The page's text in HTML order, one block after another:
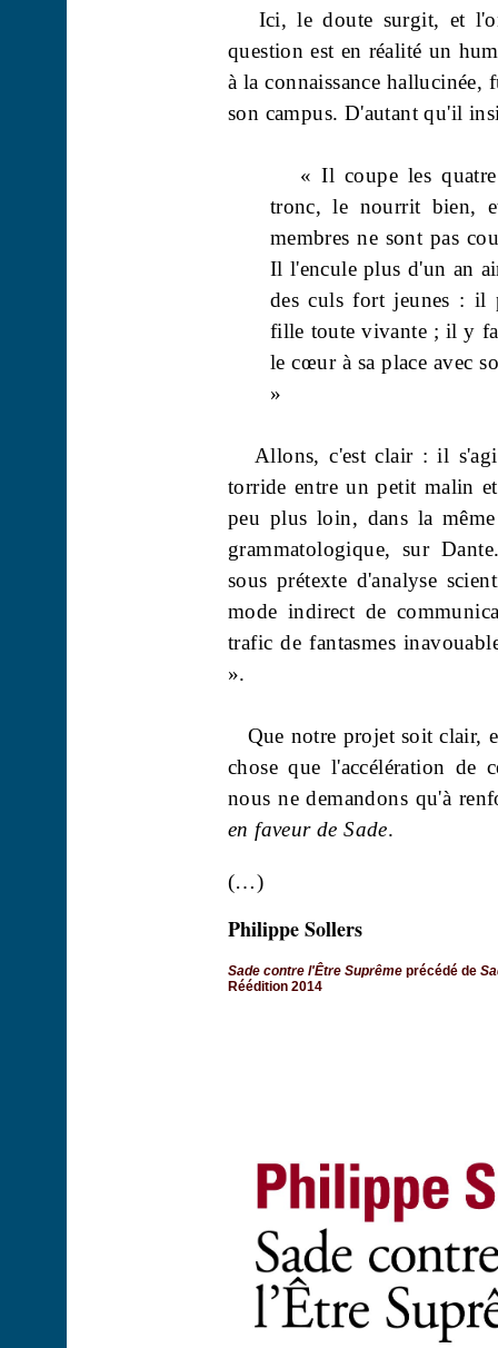
Ici, le doute surgit, et
question est en réalité un
à la connaissance
son campus. D'autant qu'il
« Il coupe les
tronc, le nourrit bien,
membres ne sont pas
Il l'encule plus d'un an
des culs fort jeunes : il
fille toute vivante ; il y
le cœur à sa place avec
»
Allons, c'est clair : il
torride entre un petit malin
peu plus loin, dans la
grammatologique, sur
sous prétexte d'analyse
mode indirect de
trafic de fantasmes
».
Que notre projet soit clair,
chose que l'accélération de
nous ne demandons qu'à
en faveur de Sade.
(…)
Philippe Sollers
Sade contre l'Être Suprême précédé de
Réédition 2014